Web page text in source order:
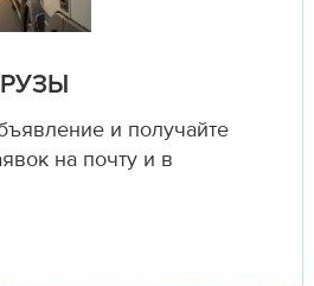
и получайте
на почту и в